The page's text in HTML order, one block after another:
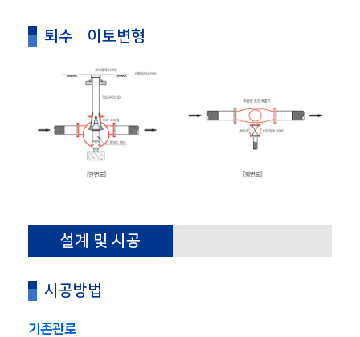
퇴수•이토변형
설계 및 시공
시공방법
기존관로